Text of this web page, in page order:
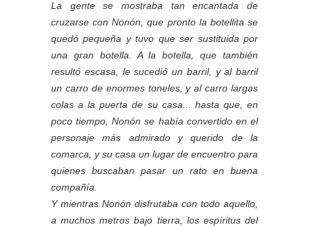
La gente se mostraba tan encantada de
cruzarse con Nonón, que pronto la botellita se
quedó pequeña y tuvo que ser sustituida por
una gran botella. A la botella, que también
resultó escasa, le sucedió un barril, y al barril
un carro de enormes toneles, y al carro largas
colas a la puerta de su casa... hasta que, en
poco tiempo, Nonón se había convertido en el
personaje más admirado y querido de la
comarca, y su casa un lugar de encuentro para
quienes buscaban pasar un rato en buena
compañía.
Y mientras Nonón disfrutaba con todo aquello,
a muchos metros bajo tierra, los espíritus del